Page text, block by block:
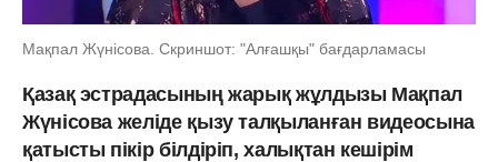
Мақпал Жүнісова. Скриншот: "Алғашқы" бағдарламасы
Қазақ эстрадасының жарық жұлдызы Мақпал
Жүнісова желіде қызу талқыланған видеосына
қатысты пікір білдіріп, халықтан кешірім